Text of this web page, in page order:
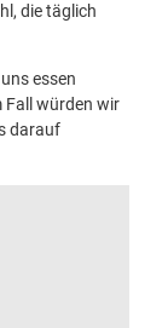
die täglich
essen
Fall würden wir
darauf